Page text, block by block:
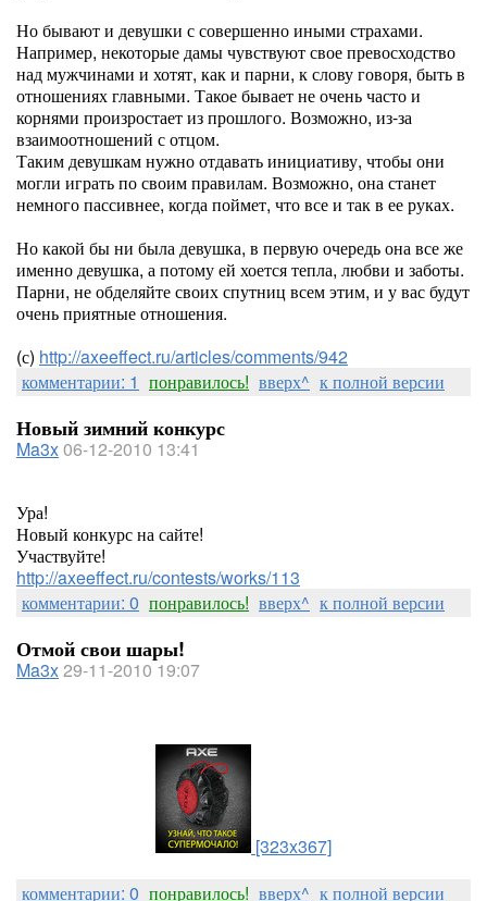
Но бывают и девушки с совершенно иными страхами.
Например, некоторые дамы чувствуют свое превосходство
над мужчинами и хотят, как и парни, к слову говоря, быть в
отношениях главными. Такое бывает не очень часто и
корнями произростает из прошлого. Возможно, из-за
взаимоотношений с отцом.
Таким девушкам нужно отдавать инициативу, чтобы они
могли играть по своим правилам. Возможно, она станет
немного пассивнее, когда поймет, что все и так в ее руках.
Но какой бы ни была девушка, в первую очередь она все же
именно девушка, а потому ей хоется тепла, любви и заботы.
Парни, не обделяйте своих спутниц всем этим, и у вас будут
очень приятные отношения.
(с) http://axeeffect.ru/articles/comments/942
комментарии: 1 понравилось! вверх^ к полной версии
Новый зимний конкурс
Ma3x06-12-2010 13:41
Ура!
Новый конкурс на сайте!
Участвуйте!
http://axeeffect.ru/contests/works/113
комментарии: 0 понравилось! вверх^ к полной версии
Отмой свои шары!
Ma3x29-11-2010 19:07
[323x367]
комментарии: 0 понравилось! вверх^ к полной версии